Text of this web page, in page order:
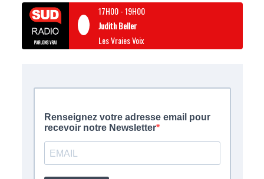
17H00-19H00
Judith Beller
Les Vraies Voix